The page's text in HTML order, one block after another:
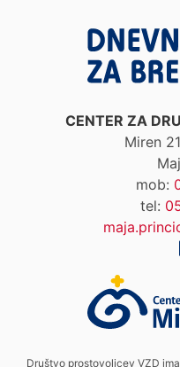
CENTER ZA
Miren
mob:
tel:
Društvo prostovoljcev VZD